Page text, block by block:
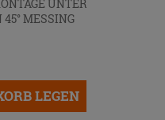
UNTER
MESSING
LEGEN